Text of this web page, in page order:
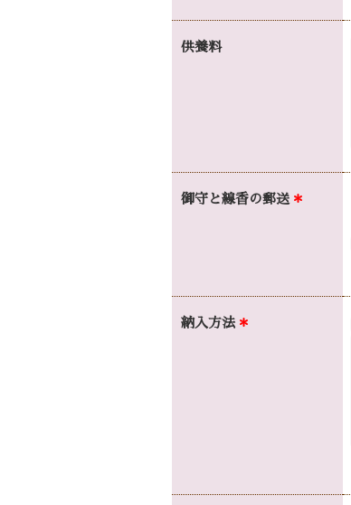
供養料
御守と線香の郵送 ＊
納入方法 ＊